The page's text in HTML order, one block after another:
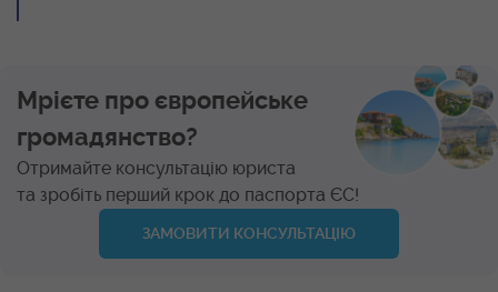
Мрієте про європейське
громадянство?
Отримайте консультацію юриста
та зробіть перший крок до паспорта ЄС!
ЗАМОВИТИ КОНСУЛЬТАЦІЮ